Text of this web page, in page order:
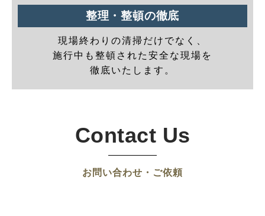
整理・整頓の徹底
現場終わりの清掃だけでなく、
施行中も整頓された安全な現場を
徹底いたします。
Contact Us
お問い合わせ・ご依頼